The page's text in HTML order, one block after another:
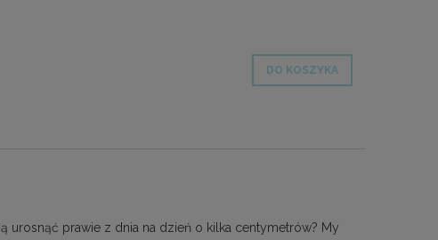
DO KOSZYKA
urosnąć prawie z dnia na dzień o kilka centymetrów? My